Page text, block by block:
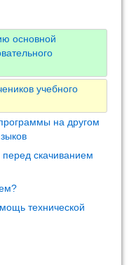
основной
учебного
на другом
скачиванием
технической